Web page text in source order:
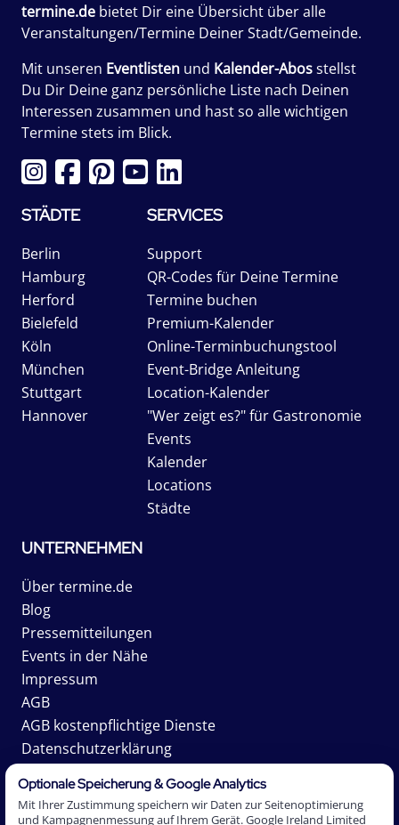
termine.de bietet Dir eine Übersicht über alle
Veranstaltungen/Termine Deiner Stadt/Gemeinde.
Mit unseren Eventlisten und Kalender-Abosstellst
Du Dir Deine ganz persönliche Liste nach Deinen
Interessen zusammen und hast so alle wichtigen
Termine stets im Blick.
STÄDTE
Berlin
Hamburg
Herford
Bielefeld
Köln
München
Stuttgart
Hannover
SERVICES
Support
QR-Codes für Deine Termine
Termine buchen
Premium-Kalender
Online-Terminbuchungstool
Event-Bridge Anleitung
Location-Kalender
"Wer zeigt es?" für Gastronomie
Events
Kalender
Locations
Städte
UNTERNEHMEN
Über termine.de
Blog
Pressemitteilungen
Events in der Nähe
Impressum
AGB
AGB kostenpflichtige Dienste
Datenschutzerklärung
Optionale Speicherung & Google Analytics
Mit Ihrer Zustimmung speichern wir Daten zur Seitenoptimierung
und Kampagnenmessung auf Ihrem Gerät. Google Ireland Limited